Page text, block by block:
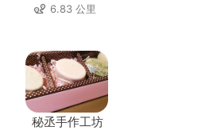
6.83 公里
秘丞手作工坊